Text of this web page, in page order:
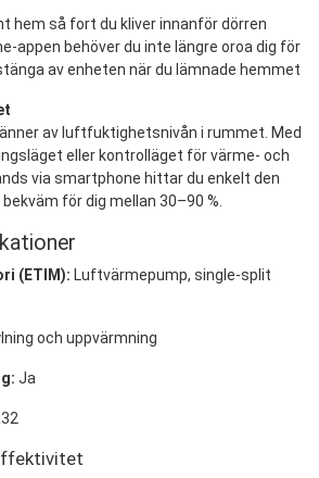
hem så fort du kliver innanför dörren
appen behöver du inte längre oroa dig för
av enheten när du lämnade hemmet
av luftfuktighetsnivån i rummet. Med
eller kontrolläget för värme- och
via smartphone hittar du enkelt den
för dig mellan 30–90 %.
(ETIM): Luftvärmepump, single-split
och uppvärmning
Ja